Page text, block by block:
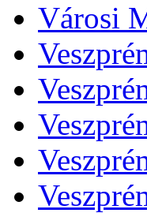
Városi